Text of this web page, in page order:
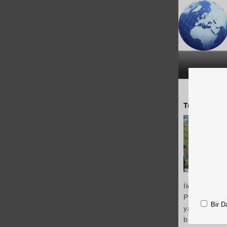
Tunceli’de
İlçede
Pertek
yaptı.Gün
bildirildi.
Bir